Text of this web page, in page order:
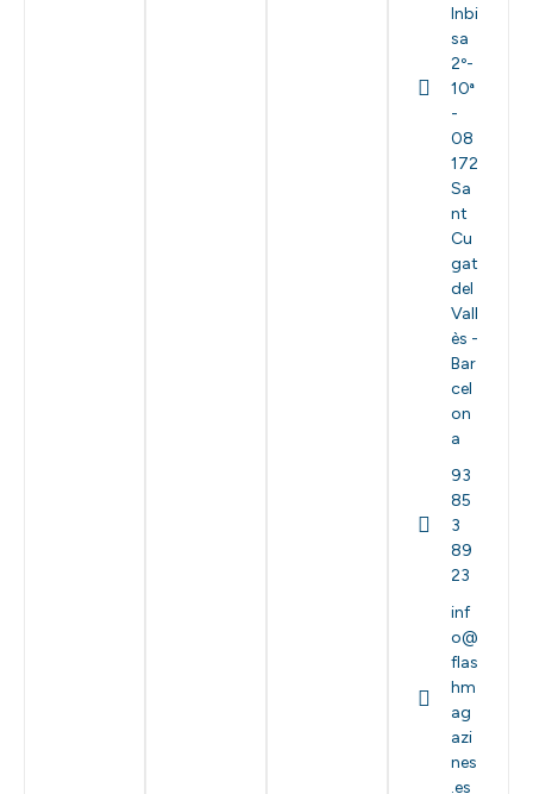
Inbi
sa
2º-
10ª
-
08
172
Sa
nt
Cu
gat
del
Vall
ès -
Bar
cel
on
a
93
85
3
89
23
inf
o@
flas
hm
ag
azi
nes
.es